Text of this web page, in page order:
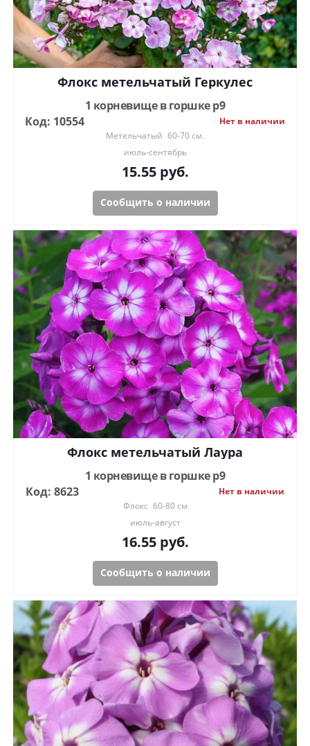
Флокс метельчатый Геркулес
1 корневище в горшке р9
Код: 10554
Нет в наличии
Метельчатый 60-70 см.
июль-сентябрь
15.55руб.
Сообщить о наличии
Флокс метельчатый Лаура
1 корневище в горшке р9
Код: 8623
Нет в наличии
Флокс 60-80 см
июль-август
16.55руб.
Сообщить о наличии